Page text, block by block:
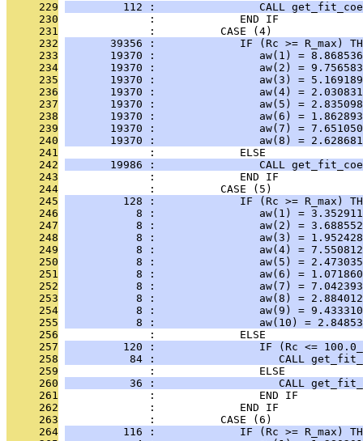
     229
112 :                CALL
     230
              :             END IF
     231
              :          CASE (4)
     232
39356 :             IF (Rc >= R_max)
     233
19370 :                aw(1) =
     234
19370 :                aw(2) =
     235
19370 :                aw(3) =
     236
19370 :                aw(4) =
     237
19370 :                aw(5) =
     238
19370 :                aw(6) =
     239
19370 :                aw(7) =
     240
19370 :                aw(8) =
     241
              :             ELSE
     242
19986 :                CALL
     243
              :             END IF
     244
              :          CASE (5)
     245
128 :             IF (Rc >= R_max)
     246
8 :                aw(1) =
     247
8 :                aw(2) =
     248
8 :                aw(3) =
     249
8 :                aw(4) =
     250
8 :                aw(5) =
     251
8 :                aw(6) =
     252
8 :                aw(7) =
     253
8 :                aw(8) =
     254
8 :                aw(9) =
     255
8 :                aw(10) =
     256
              :             ELSE
     257
120 :                IF (Rc <=
     258
84 :                   CALL
     259
              :                ELSE
     260
36 :                   CALL
     261
              :                END IF
     262
              :             END IF
     263
              :          CASE (6)
     264
116 :             IF (Rc >= R_max)